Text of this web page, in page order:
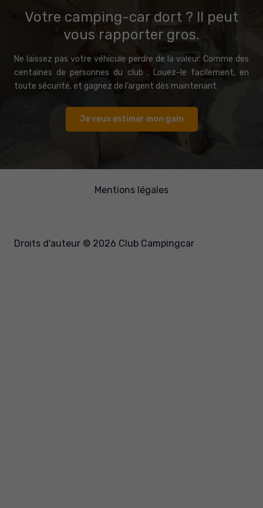
Votre camping-car dort ? Il peut
vous rapporter gros.
Ne laissez pas votre véhicule perdre de la valeur. Comme des
centaines de personnes du club : Louez-le facilement, en
toute sécurité, et gagnez de l’argent dès maintenant.
Je veux estimer mon gain
Mentions légales
Droits d'auteur © 2026 Club Campingcar